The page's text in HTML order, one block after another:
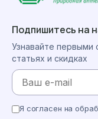
Подпишитесь на
Узнавайте первыми
статьях и скидках
Я согласен на